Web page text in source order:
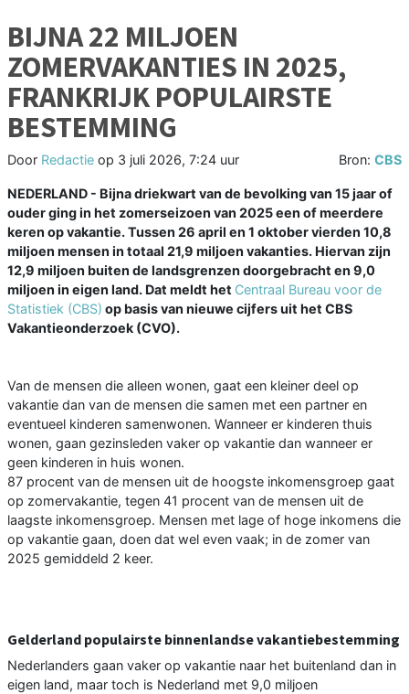
BIJNA 22 MILJOEN
ZOMERVAKANTIES IN 2025,
FRANKRIJK POPULAIRSTE
BESTEMMING
Door Redactie op 3 juli 2026, 7:24 uur Bron: CBS
NEDERLAND - Bijna driekwart van de bevolking van 15 jaar of
ouder ging in het zomerseizoen van 2025 een of meerdere
keren op vakantie. Tussen 26 april en 1 oktober vierden 10,8
miljoen mensen in totaal 21,9 miljoen vakanties. Hiervan zijn
12,9 miljoen buiten de landsgrenzen doorgebracht en 9,0
miljoen in eigen land. Dat meldt het Centraal Bureau voor de
Statistiek (CBS) op basis van nieuwe cijfers uit het CBS
Vakantieonderzoek (CVO).
Van de mensen die alleen wonen, gaat een kleiner deel op
vakantie dan van de mensen die samen met een partner en
eventueel kinderen samenwonen. Wanneer er kinderen thuis
wonen, gaan gezinsleden vaker op vakantie dan wanneer er
geen kinderen in huis wonen.
87 procent van de mensen uit de hoogste inkomensgroep gaat
op zomervakantie, tegen 41 procent van de mensen uit de
laagste inkomensgroep. Mensen met lage of hoge inkomens die
op vakantie gaan, doen dat wel even vaak; in de zomer van
2025 gemiddeld 2 keer.
Gelderland populairste binnenlandse vakantiebestemming
Nederlanders gaan vaker op vakantie naar het buitenland dan in
eigen land, maar toch is Nederland met 9,0 miljoen